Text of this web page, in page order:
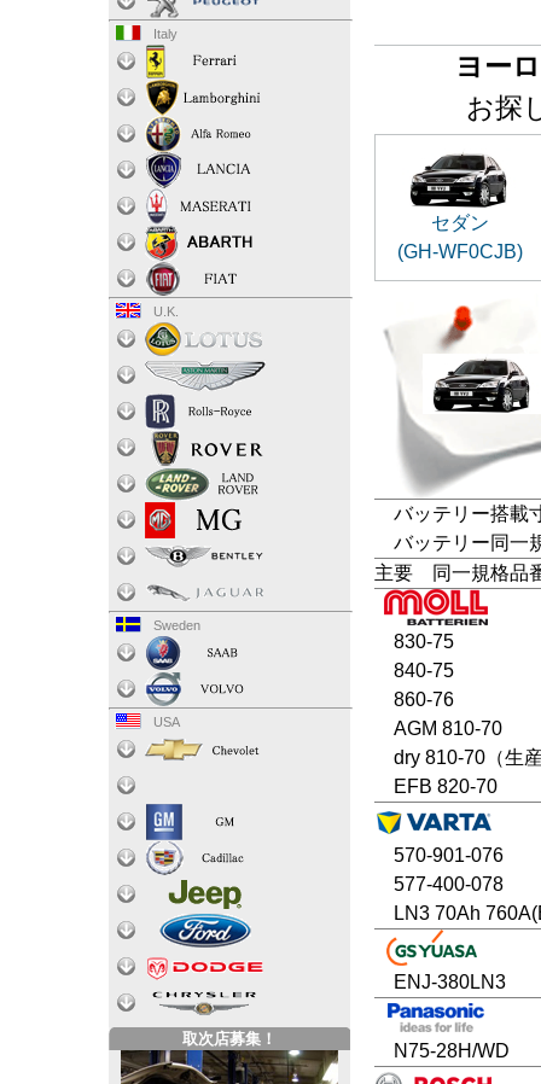
ヨー
お探
セダン
(GH-WF0CJB)
バッテリー搭載
バッテリー同一
主要 同一規格品
830-75
840-75
860-76
AGM 810-70
dry 810-70（生
EFB 820-70
570-901-076
577-400-078
LN3 70Ah
ENJ-380LN3
N75-28H/WD
Italy
U.K.
Sweden
USA
取次店募集！